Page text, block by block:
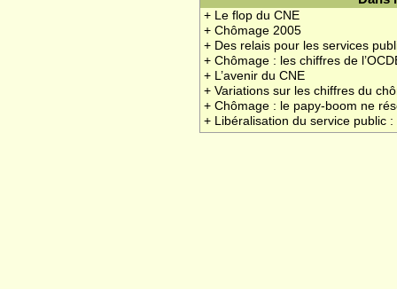
+ Le flop du CNE
+ Chômage 2005
+ Des relais pour les services
+ Chômage : les chiffres de
+ L’avenir du CNE
+ Variations sur les chiffres du
+ Chômage : le papy-boom ne
+ Libéralisation du service public